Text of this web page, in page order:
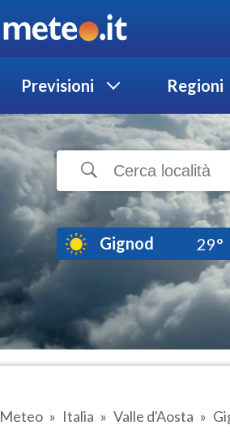
Previsioni Regioni
Gignod 29°
Meteo Italia Valle d'Aosta